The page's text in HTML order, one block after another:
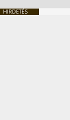
HIRDETÉS